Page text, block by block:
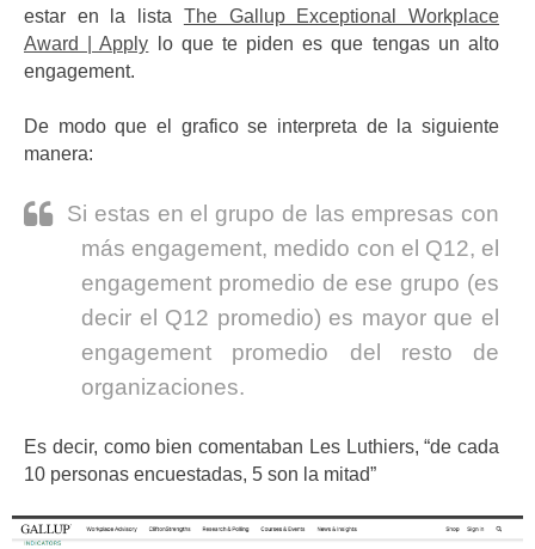
estar en la lista The Gallup Exceptional Workplace
Award | Apply lo que te piden es que tengas un alto
engagement.
De modo que el grafico se interpreta de la siguiente
manera:
Si estas en el grupo de las empresas con
más engagement, medido con el Q12, el
engagement promedio de ese grupo (es
decir el Q12 promedio) es mayor que el
engagement promedio del resto de
organizaciones.
Es decir, como bien comentaban Les Luthiers, “de cada
10 personas encuestadas, 5 son la mitad”